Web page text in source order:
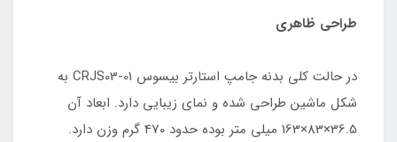
طراحی ظاهری
در حالت کلی بدنه جامپ استارتر بیسوس CRJS03-01 به
شکل ماشین طراحی شده و نمای زیبایی دارد. ابعاد آن
36.5×83×163 میلی متر بوده حدود 470 گرم وزن دارد.